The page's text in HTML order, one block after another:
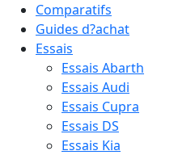
Comparatifs
Guides d?achat
Essais
Essais Abarth
Essais Audi
Essais Cupra
Essais DS
Essais Kia